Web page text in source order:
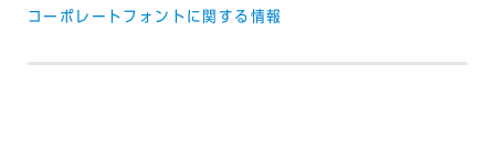
コーポレートフォントに関する情報